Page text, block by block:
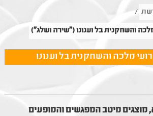
/
והשחקנית בל וענונו ("שירה ושלג")
מלכה והשחקנית בל וענונו
תשפ"א, מוצגים מיטב המפגשים והמופעים